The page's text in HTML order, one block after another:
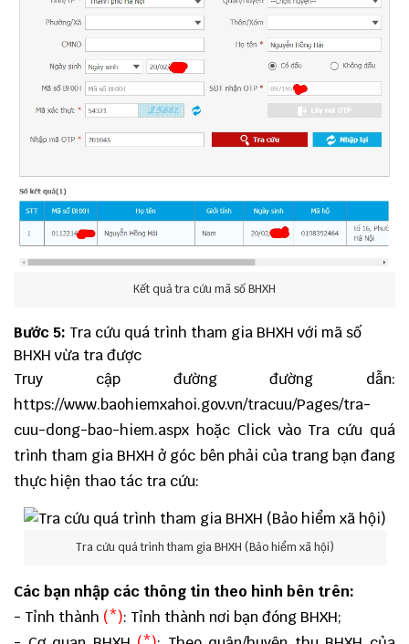
Kết quả tra cứu mã số BHXH
Bước 5: Tra cứu quá trình tham gia BHXH với mã số
BHXH vừa tra được
Truy cập đường đường dẫn:
https://www.baohiemxahoi.gov.vn/tracuu/Pages/tra-
cuu-dong-bao-hiem.aspx hoặc Click vào Tra cứu quá
trình tham gia BHXH ở góc bên phải của trang bạn đang
thực hiện thao tác tra cứu:
Tra cứu quá trình tham gia BHXH (Bảo hiểm xã hội)
Các bạn nhập các thông tin theo hình bên trên:
- Tỉnh thành (*): Tỉnh thành nơi bạn đóng BHXH;